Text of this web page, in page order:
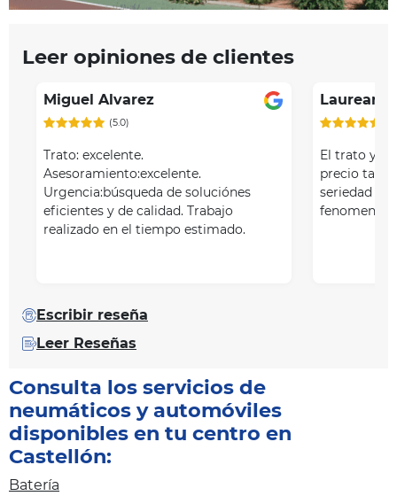
Leer opiniones de clientes
Miguel Alvarez
(5.0)
Trato: excelente.
Asesoramiento:excelente.
Urgencia:búsqueda de soluciónes
eficientes y de calidad. Trabajo
realizado en el tiempo estimado.
Laureano
El trato y la
precio tal
seriedad y
fenomenal.
Escribir reseña
Leer Reseñas
Consulta los servicios de
neumáticos y automóviles
disponibles en tu centro en
Castellón:
Batería